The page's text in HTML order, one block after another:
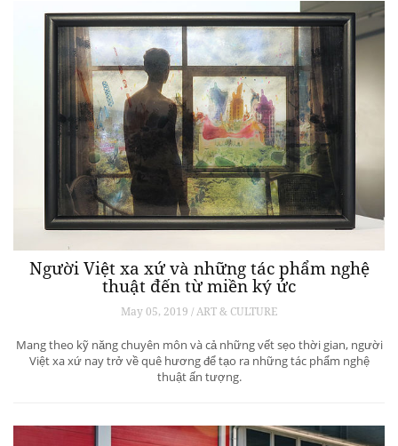
Người Việt xa xứ và những tác phẩm nghệ
thuật đến từ miền ký ức
May 05, 2019 / ART & CULTURE
Mang theo kỹ năng chuyên môn và cả những vết sẹo thời gian, người
Việt xa xứ nay trở về quê hương để tạo ra những tác phẩm nghệ
thuật ấn tượng.